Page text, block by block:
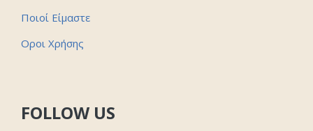
Ποιοί Είμαστε
Οροι Χρήσης
FOLLOW US